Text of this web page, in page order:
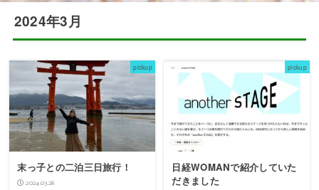
2024年3月
pickup
末っ子との二泊三日旅行！
2024.03.28
pickup
日経WOMANで紹介していた
だきました